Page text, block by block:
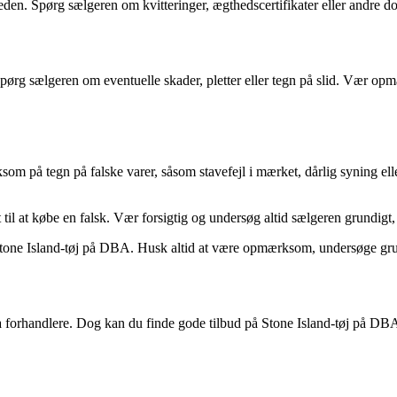
Spørg sælgeren om kvitteringer, ægthedscertifikater eller andre
sælgeren om eventuelle skader, pletter eller tegn på slid. Vær
på tegn på falske varer, såsom stavefejl i mærket, dårlig syning
at købe en falsk. Vær forsigtig og undersøg altid sælgeren
Island-tøj på DBA. Husk altid at være opmærksom, undersøge
Dog kan du finde gode tilbud på Stone Island-tøj på